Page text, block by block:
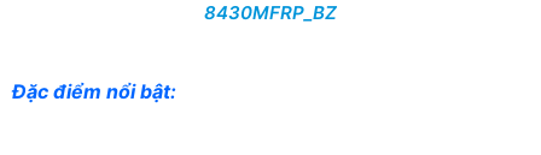
8430MFRP_BZ
Đặc điểm nổi bật: